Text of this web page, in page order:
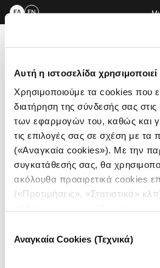
Αυτή η ιστοσελίδα
Χρησιμοποιούμε τα cookies που
διατήρηση της σύνδεσής σας
των εφαρμογών του, καθώς και
τις επιλογές σας σε σχέση με τα
(«Αναγκαία cookies»). Με την
συγκατάθεσής σας, θα
ακόλουθα προαιρετικά cookies
(«Προτιμήσεις», «Στατιστικά»
συγκατάθεσης
Αναγκαία Cookies (Τεχνικά)
Skip
to
content
ΕΛ EN